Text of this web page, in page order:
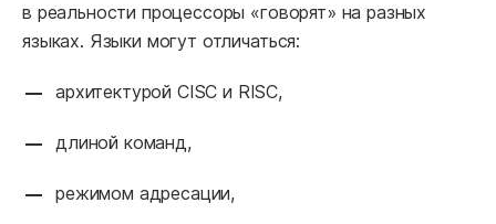
в реальности процессоры «говорят» на разных
языках. Языки могут отличаться:
архитектурой CISC и RISC,
длиной команд,
режимом адресации,